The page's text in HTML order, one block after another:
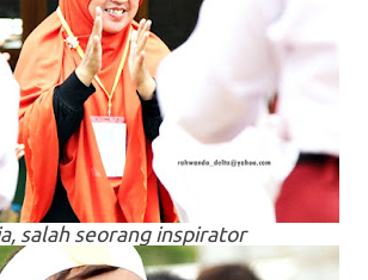
salah seorang inspirator